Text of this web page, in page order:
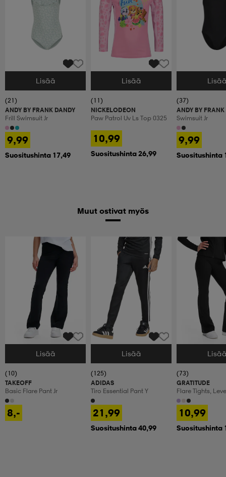
Valitse Koko
Lisää
(21)
ANDY BY FRANK DANDY
Frill Swimsuit Jr
9,99
Suositushinta 17,49
Valitse Koko
Lisää
(11)
NICKELODEON
Paw Patrol Uv Ls Top 0325
10,99
Suositushinta 26,99
Valitse Koko
(37)
ANDY BY FRANK
Swimsuit Jr
9,99
Suositushinta
Muut ostivat myös
Valitse Koko
Lisää
(10)
TAKEOFF
Basic Flare Pant Jr
8,-
Valitse Koko
Lisää
(125)
ADIDAS
Tiro Essential Pant Y
21,99
Suositushinta 40,99
Valitse Koko
(73)
GRATITUDE
Flare Tights,
Treenitrikoot,
10,99
Suositushinta